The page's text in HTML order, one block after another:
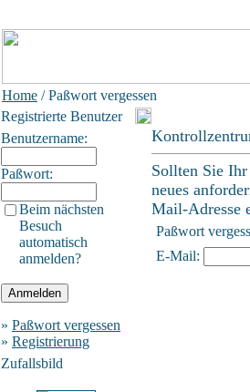
Home / Paßwort vergessen
Registrierte Benutzer
Benutzername:
Paßwort:
Beim nächsten
Besuch
automatisch
anmelden?
» Paßwort vergessen
» Registrierung
Zufallsbild
Sollten Sie
neues
Mail-Adresse
Paßwort
E-Mail: